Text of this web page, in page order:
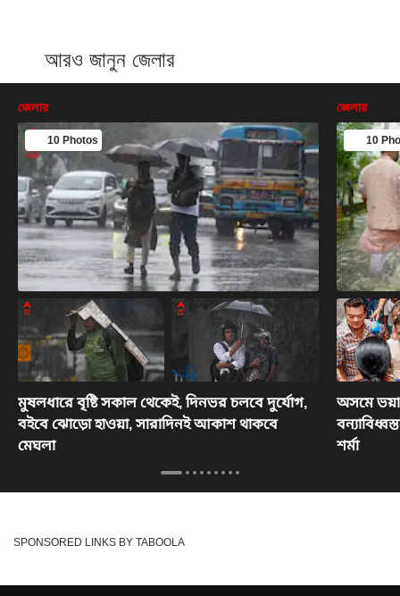
আরও জানুন জেলার
জেলার
10 Photos
মুষলধারে বৃষ্টি সকাল থেকেই, দিনভর চলবে দুর্যোগ,
বইবে ঝোড়ো হাওয়া, সারাদিনই আকাশ থাকবে
মেঘলা
জেলার
10
অসমে
শর্মা
SPONSORED LINKS BY TABOOLA